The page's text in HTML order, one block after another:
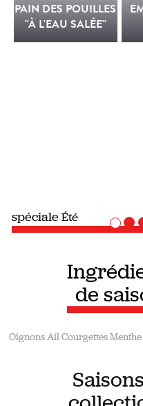
PAIN DES POUILLES
''À L'EAU SALÉE''
spécialeRecettes
de
OignonsAilCourgettesMenthe